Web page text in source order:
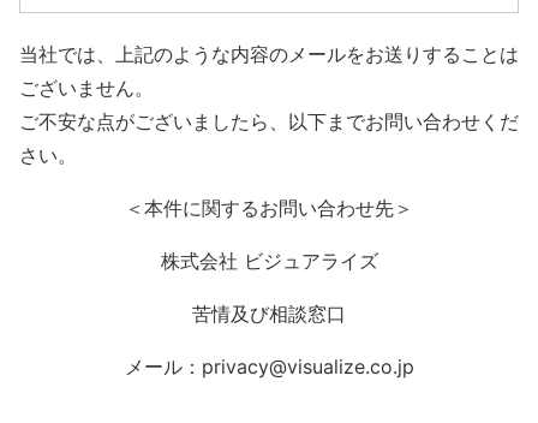
当社では、上記のような内容のメールをお送りすることは
ございません。
ご不安な点がございましたら、以下までお問い合わせくだ
さい。
＜本件に関するお問い合わせ先＞
株式会社 ビジュアライズ
苦情及び相談窓口
メール：privacy@visualize.co.jp